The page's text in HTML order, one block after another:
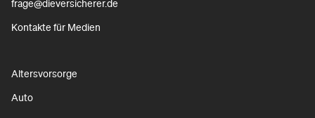
frage@dieversicherer.de
Kontakte für Medien
Altersvorsorge
Auto